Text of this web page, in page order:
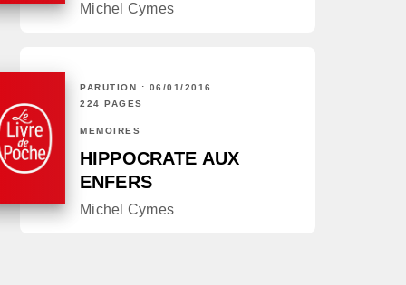
Michel Cymes
PARUTION : 06/01/2016
224 PAGES
MÉMOIRES
HIPPOCRATE AUX
ENFERS
Michel Cymes